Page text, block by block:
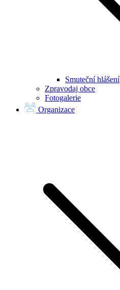
Smuteční hlášení
Zpravodaj obce
Fotogalerie
Organizace